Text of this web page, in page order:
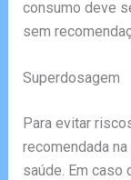
consumo deve
sem
Superdosagem
Para evitar
recomendada
saúde. Em caso